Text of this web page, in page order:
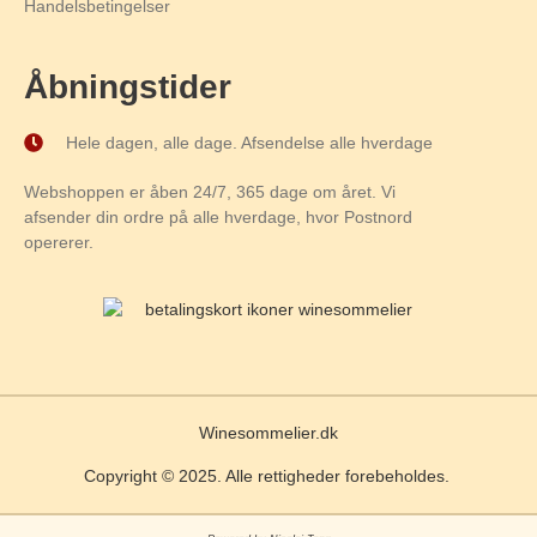
Handelsbetingelser
Åbningstider
Hele dagen, alle dage. Afsendelse alle hverdage
Webshoppen er åben 24/7, 365 dage om året. Vi
afsender din ordre på alle hverdage, hvor Postnord
opererer.
Winesommelier.dk
Copyright © 2025. Alle rettigheder forebeholdes.